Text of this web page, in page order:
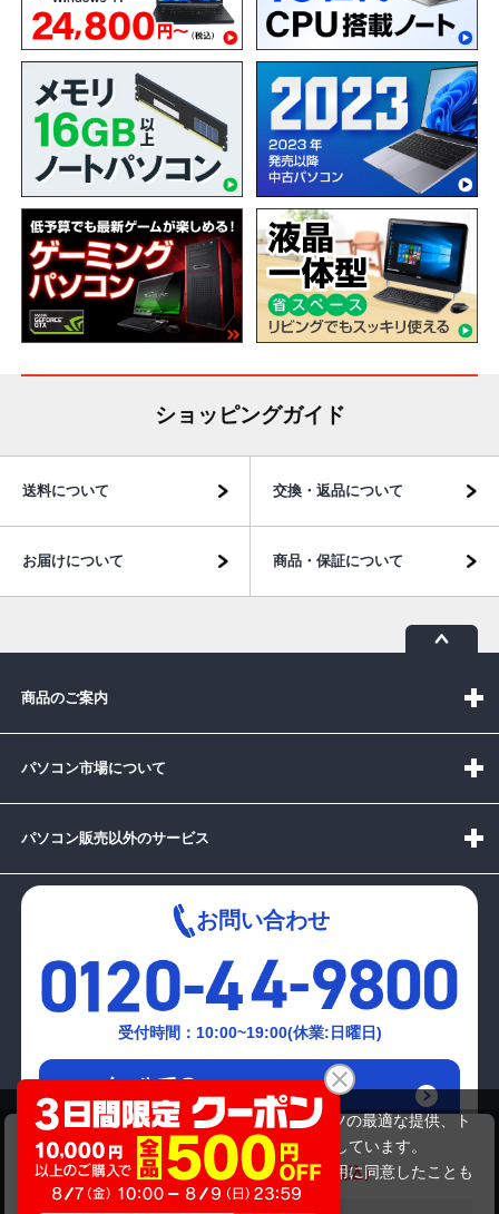
DE)TOSHIBA T550/T4BB PT550T4BBFB
商品価格 38,280円 32,780円
ショッピングガイド
送料について 交換・返品について
お届けについて 商品・保証について
商品のご案内
パソコン市場について
パソコン販売以外のサービス
お問い合わせ
受付時間：10:00~19:00(休業:日曜日)
メールでの
お問い合わせはこちら
当サイトでは利用体験の向上およびコンテンツの最適な提供、ト
ラフィックの分析を目的としてCookieを使用しています。
サイトの閲覧を継続された場合、Cookieの利用に同意したことも
のといたします。